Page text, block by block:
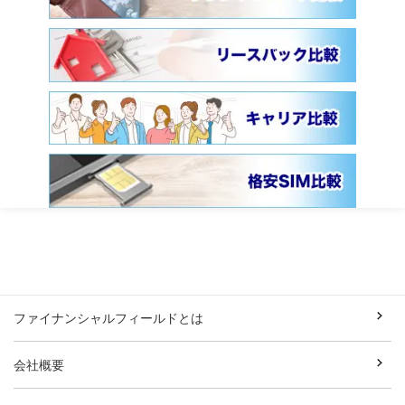
ファイナンシャルフィールドとは
会社概要